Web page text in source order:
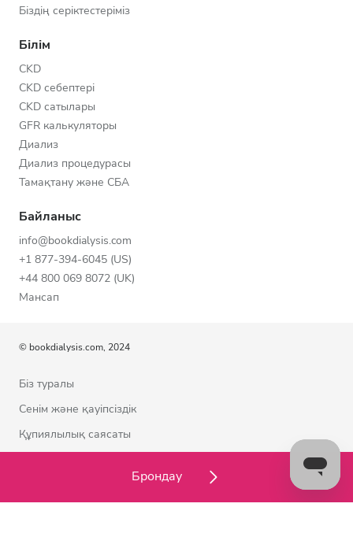
Брондау
Біздің серіктестеріміз
Білім
CKD
CKD себептері
CKD сатылары
GFR калькуляторы
Диализ
Диализ процедурасы
Тамақтану және СБА
Байланыс
info@bookdialysis.com
+1 877-394-6045 (US)
+44 800 069 8072 (UK)
Мансап
© bookdialysis.com, 2024
Біз туралы
Сенім және қауіпсіздік
Құпиялылық саясаты